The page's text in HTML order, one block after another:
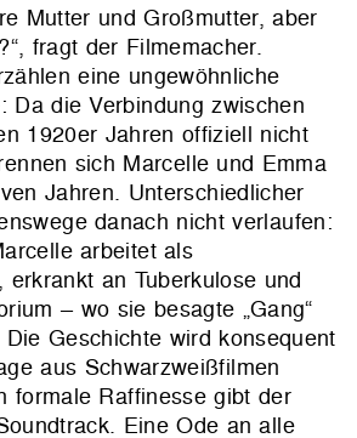
Mutter und Großmutter, aber
fragt der Filmemacher.
eine ungewöhnliche
Da die Verbindung zwischen
1920er Jahren offiziell nicht
sich Marcelle und Emma
Jahren. Unterschiedlicher
danach nicht verlaufen:
arbeitet als
erkrankt an Tuberkulose und
– wo sie besagte „Gang“
Geschichte wird konsequent
aus Schwarzweißfilmen
formale Raffinesse gibt der
Eine Ode an alle